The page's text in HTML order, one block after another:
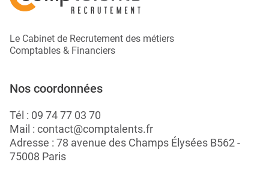
Le Cabinet de Recrutement des métiers
Comptables & Financiers
Nos coordonnées
Tél : 09 74 77 03 70
Mail : contact@comptalents.fr
Adresse : 78 avenue des Champs Élysées B562 -
75008 Paris